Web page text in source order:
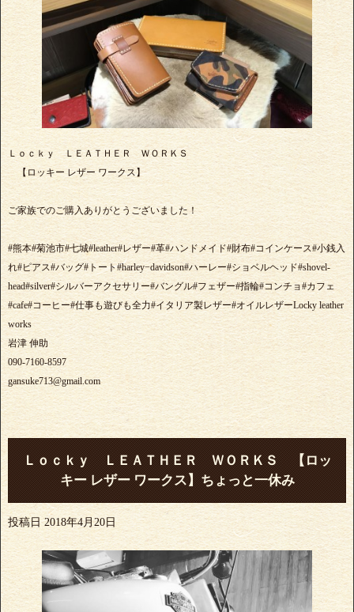
Ｌｏｃｋｙ ＬＥＡＴＨＥＲ ＷＯＲＫＳ
【ロッキー レザー ワークス】
ご家族でのご購入ありがとうございました！
#熊本#菊池市#七城#leather#レザー#革#ハンドメイド#財布#コインケース#小銭入
れ#ピアス#バッグ#トート#harley−davidson#ハーレー#ショベルヘッド#shovel-
head#silver#シルバーアクセサリー#バングル#フェザー#指輪#コンチョ#カフェ
#cafe#コーヒー#仕事も遊びも全力#イタリア製レザー#オイルレザーLocky leather
works
岩津 伸助
090-7160-8597
gansuke713@gmail.com
Ｌｏｃｋｙ ＬＥＡＴＨＥＲ ＷＯＲＫＳ 【ロッ
キー レザー ワークス】ちょっと一休み
投稿日 2018年4月20日